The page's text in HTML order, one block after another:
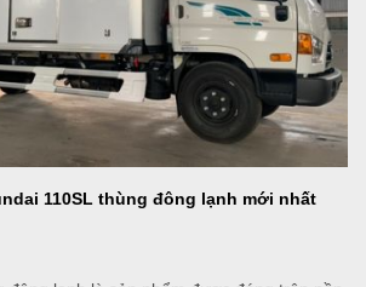
110SL thùng đông lạnh mới nhất